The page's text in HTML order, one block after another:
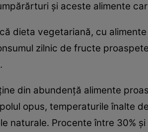
şi aceste alimente
dieta vegetariană, cu
zilnic de fructe
din abundenţă alimente
opus, temperaturile înalte
naturale. Procente între 30%